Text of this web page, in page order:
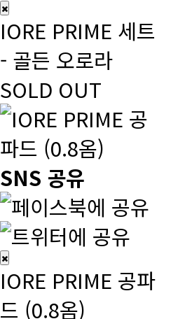
IORE PRIME 세트
- 골든 오로라
SOLD OUT
SNS 공유
IORE PRIME 공파
드 (0.8옴)